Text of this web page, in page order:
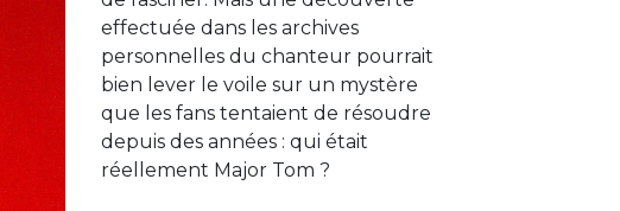
effectuée dans les archives
personnelles du chanteur pourrait
bien lever le voile sur un mystère
que les fans tentaient de résoudre
depuis des années : qui était
réellement Major Tom ?